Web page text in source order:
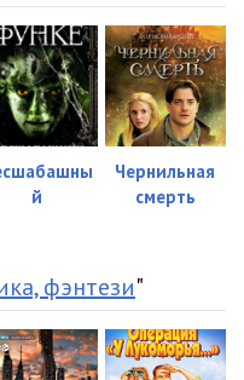
й
Чернильная
смерть
фэнтези"